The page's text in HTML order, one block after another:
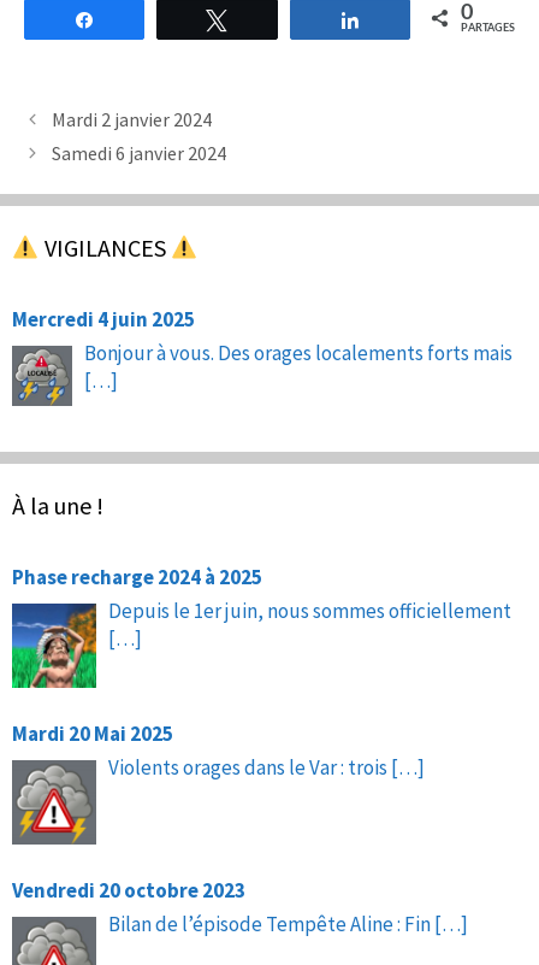
Partagez 0
PARTAGES
Mardi 2 janvier 2024
Samedi 6 janvier 2024
VIGILANCES
Mercredi 4 juin 2025
Bonjour à vous. Des orages localements forts mais
[…]
À la une !
Phase recharge 2024 à 2025
Depuis le 1er juin, nous sommes officiellement
[…]
Mardi 20 Mai 2025
Violents orages dans le Var : trois […]
Vendredi 20 octobre 2023
Bilan de l’épisode Tempête Aline : Fin[…]